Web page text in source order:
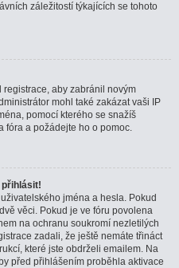
záležitostí týkajících se tohoto
aby zabránil novým
mohl také zakázat vaši IP
pomocí kterého se snažíš
fóra a požádejte ho o pomoc.
přihlásit!
jména a hesla. Pokud
věci. Pokud je ve fóru povolena
na ochranu soukromí nezletilých
zadali, že ještě nemáte třináct
které jste obdrželi emailem. Na
před přihlášením proběhla aktivace